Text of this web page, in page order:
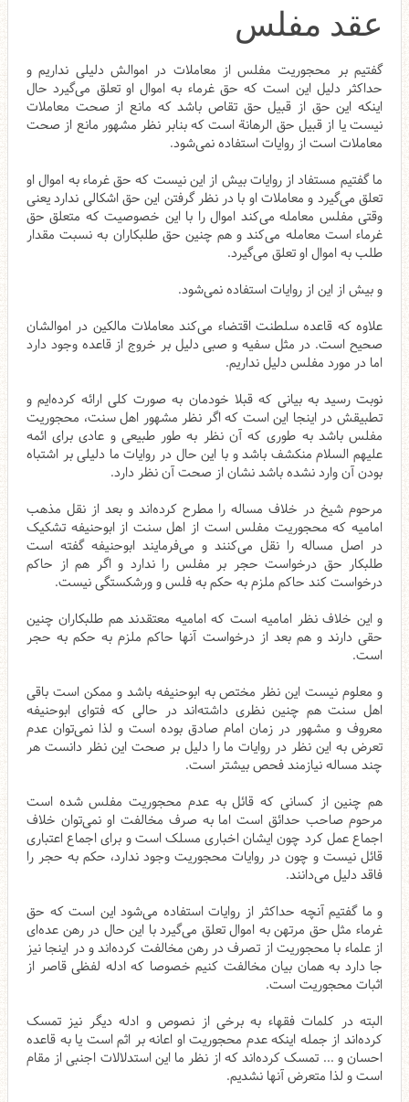
عقد مفلس
گفتیم بر محجوریت مفلس از معاملات در اموالش دلیلی نداریم و
حداکثر دلیل این است که حق غرماء به اموال او تعلق می‌گیرد حال
اینکه این حق از قبیل حق تقاص باشد که مانع از صحت معاملات
نیست یا از قبیل حق الرهانة است که بنابر نظر مشهور مانع از صحت
معاملات است از روایات استفاده نمی‌شود.
ما گفتیم مستفاد از روایات بیش از این نیست که حق غرماء به اموال او
تعلق می‌گیرد و معاملات او با در نظر گرفتن این حق اشکالی ندارد یعنی
وقتی مفلس معامله می‌کند اموال را با این خصوصیت که متعلق حق
غرماء است معامله می‌کند و هم چنین حق طلبکاران به نسبت مقدار
طلب به اموال او تعلق می‌گیرد.
و بیش از این از روایات استفاده نمی‌شود.
علاوه که قاعده سلطنت اقتضاء می‌کند معاملات مالکین در اموالشان
صحیح است. در مثل سفیه و صبی دلیل بر خروج از قاعده وجود دارد
اما در مورد مفلس دلیل نداریم.
نوبت رسید به بیانی که قبلا خودمان به صورت کلی ارائه کرده‌ایم و
تطبیقش در اینجا این است که اگر نظر مشهور اهل سنت، محجوریت
مفلس باشد به طوری که آن نظر به طور طبیعی و عادی برای ائمه
علیهم السلام منکشف باشد و با این حال در روایات ما دلیلی بر اشتباه
بودن آن وارد نشده باشد نشان از صحت آن نظر دارد.
مرحوم شیخ در خلاف مساله را مطرح کرده‌اند و بعد از نقل مذهب
امامیه که محجوریت مفلس است از اهل سنت از ابوحنیفه تشکیک
در اصل مساله را نقل می‌کنند و می‌فرمایند ابوحنیفه گفته است
طلبکار حق درخواست حجر بر مفلس را ندارد و اگر هم از حاکم
درخواست کند حاکم ملزم به حکم به فلس و ورشکستگی نیست.
و این خلاف نظر امامیه است که امامیه معتقدند هم طلبکاران چنین
حقی دارند و هم بعد از درخواست آنها حاکم ملزم به حکم به حجر
است.
و معلوم نیست این نظر مختص به ابوحنیفه باشد و ممکن است باقی
اهل سنت هم چنین نظری داشته‌اند در حالی که فتوای ابوحنیفه
معروف و مشهور در زمان امام صادق بوده است و لذا نمی‌توان عدم
تعرض به این نظر در روایات ما را دلیل بر صحت این نظر دانست هر
چند مساله نیازمند فحص بیشتر است.
هم چنین از کسانی که قائل به عدم محجوریت مفلس شده است
مرحوم صاحب حدائق است اما به صرف مخالفت او نمی‌توان خلاف
اجماع عمل کرد چون ایشان اخباری مسلک است و برای اجماع اعتباری
قائل نیست و چون در روایات محجوریت وجود ندارد، حکم به حجر را
فاقد دلیل می‌دانند.
و ما گفتیم آنچه حداکثر از روایات استفاده می‌شود این است که حق
غرماء مثل حق مرتهن به اموال تعلق می‌گیرد با این حال در رهن عده‌ای
از علماء با محجوریت از تصرف در رهن مخالفت کرده‌اند و در اینجا نیز
جا دارد به همان بیان مخالفت کنیم خصوصا که ادله لفظی قاصر از
اثبات محجوریت است.
البته در کلمات فقهاء به برخی از نصوص و ادله دیگر نیز تمسک
کرده‌اند از جمله اینکه عدم محجوریت او اعانه بر اثم است یا به قاعده
احسان و ... تمسک کرده‌اند که از نظر ما این استدلالات اجنبی از مقام
است و لذا متعرض آنها نشدیم.